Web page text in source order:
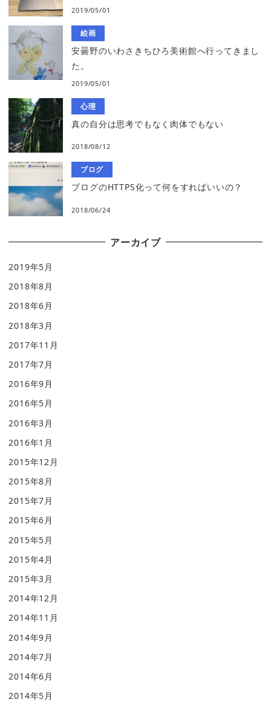
2019/05/01
絵画
安曇野のいわさきちひろ美術館へ行ってきまし
た。
2019/05/01
心理
真の自分は思考でもなく肉体でもない
2018/08/12
ブログ
ブログのHTTPS化って何をすればいいの？
2018/06/24
アーカイブ
2019年5月
2018年8月
2018年6月
2018年3月
2017年11月
2017年7月
2016年9月
2016年5月
2016年3月
2016年1月
2015年12月
2015年8月
2015年7月
2015年6月
2015年5月
2015年4月
2015年3月
2014年12月
2014年11月
2014年9月
2014年7月
2014年6月
2014年5月